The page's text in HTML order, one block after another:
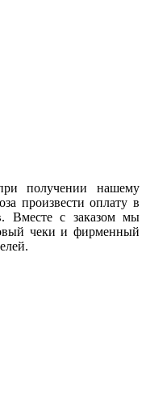
получении нашему
произвести оплату в
Вместе с заказом мы
чеки и фирменный